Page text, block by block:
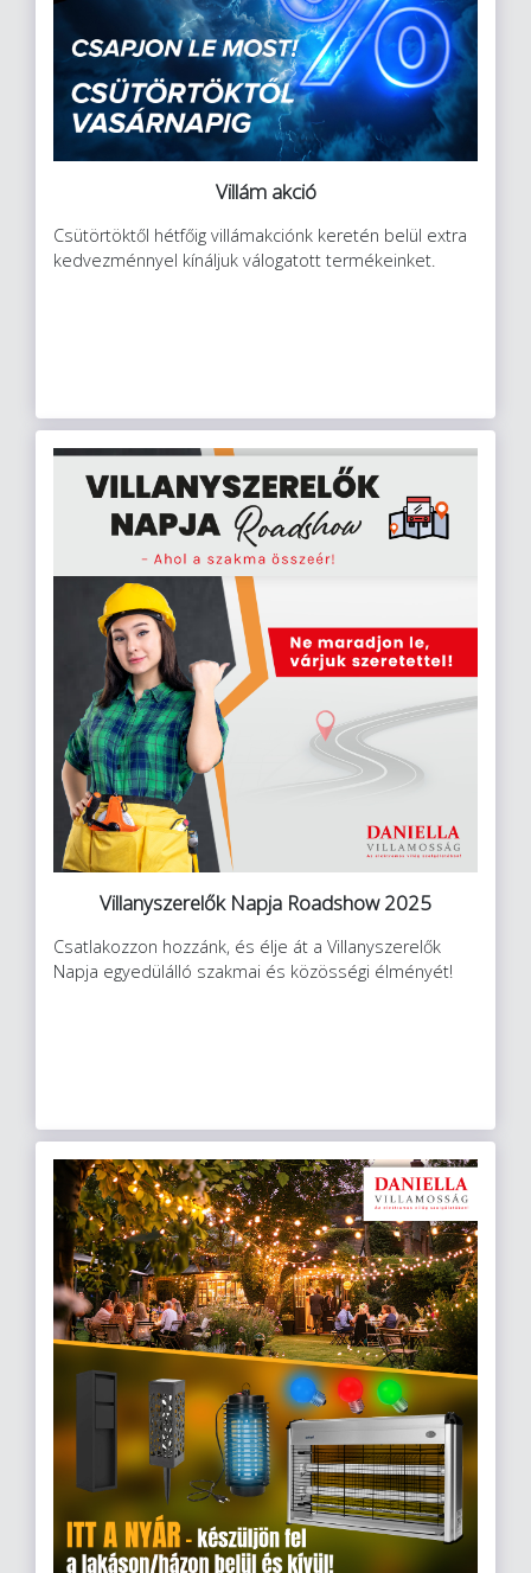
Villám akció
Csütörtöktől hétfőig villámakciónk keretén belül extra
kedvezménnyel kínáljuk válogatott termékeinket.
Villanyszerelők Napja Roadshow 2025
Csatlakozzon hozzánk, és élje át a Villanyszerelők
Napja egyedülálló szakmai és közösségi élményét!